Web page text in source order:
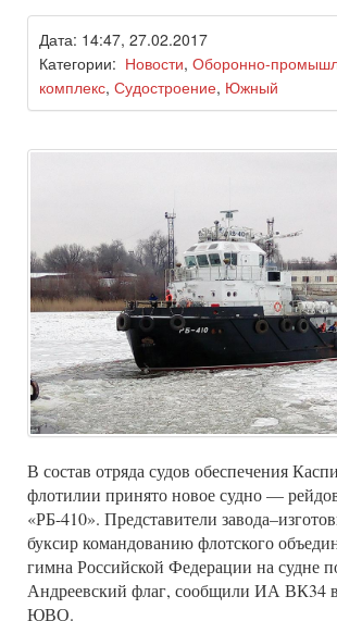
Дата: 14:47, 27.02.2017
Категории: Новости, Оборонно-
комплекс, Судостроение, Южный
В состав отряда судов обеспечения
флотилии принято новое судно —
«РБ-410». Представители
буксир командованию флотского
гимна Российской Федерации на судне
Андреевский флаг, сообщили ИА ВК34
ЮВО.